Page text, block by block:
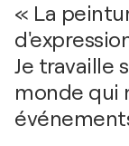
« La
Je travaille
monde qui